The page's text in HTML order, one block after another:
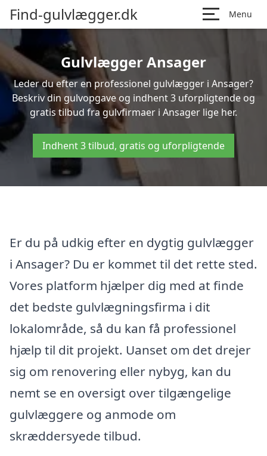
Find-gulvlægger.dk Menu
Gulvlægger Ansager
Leder du efter en professionel gulvlægger i Ansager?
Beskriv din gulvopgave og indhent 3 uforpligtende og
gratis tilbud fra gulvfirmaer i Ansager lige her.
Indhent 3 tilbud, gratis og uforpligtende
Er du på udkig efter en dygtig gulvlægger
i Ansager? Du er kommet til det rette sted.
Vores platform hjælper dig med at finde
det bedste gulvlægningsfirma i dit
lokalområde, så du kan få professionel
hjælp til dit projekt. Uanset om det drejer
sig om renovering eller nybyg, kan du
nemt se en oversigt over tilgængelige
gulvlæggere og anmode om
skræddersyede tilbud.